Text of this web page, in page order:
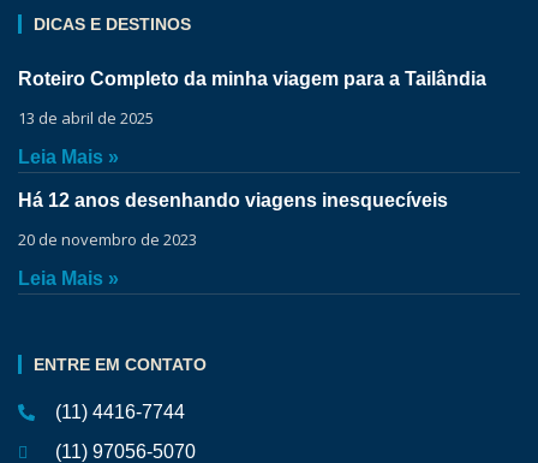
DICAS E DESTINOS
Roteiro Completo da minha viagem para a Tailândia
13 de abril de 2025
Leia Mais »
Há 12 anos desenhando viagens inesquecíveis
20 de novembro de 2023
Leia Mais »
ENTRE EM CONTATO
(11) 4416-7744
(11) 97056-5070